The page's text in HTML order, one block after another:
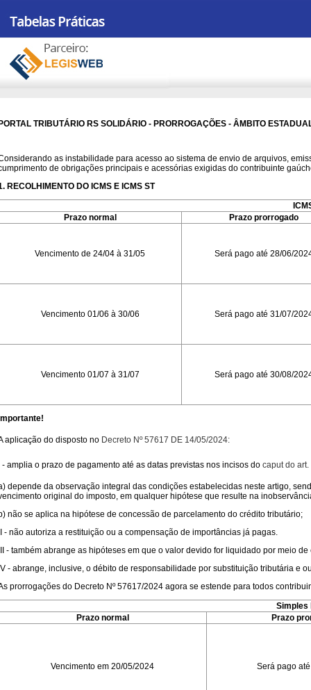
TRIBUTÁRIO RS SOLIDÁRIO - PRORROGAÇÕES - ÂMBITO
as instabilidade para acesso ao sistema de envio de arquivos,
de obrigações principais e acessórias exigidas do contribuinte
RECOLHIMENTO DO ICMS E ICMS ST
Prazo normal
Prazo prorrogado
Vencimento de 24/04 à 31/05 Será pago até 28/06/
Vencimento 01/06 à 30/06 Será pago até 31/07/
Vencimento 01/07 à 31/07 Será pago até 30/08/
aplicação do disposto no Decreto Nº 57617 DE 14/05/2024:
- amplia o prazo de pagamento até as datas previstas nos incisos do caput do art.
depende da observação integral das condições estabelecidas neste artigo,
original do imposto, em qualquer hipótese que resulte na
não se aplica na hipótese de concessão de parcelamento do crédito tributário;
- não autoriza a restituição ou a compensação de importâncias já pagas.
- também abrange as hipóteses em que o valor devido for liquidado por meio
- abrange, inclusive, o débito de responsabilidade por substituição tributária e
prorrogações do Decreto Nº 57617/2024 agora se estende para todos
Simples
Prazo normal
Prazo
Vencimento em 20/05/2024 Será pago